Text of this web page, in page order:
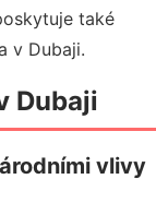
také
v Dubaji.
Dubaji
vlivy